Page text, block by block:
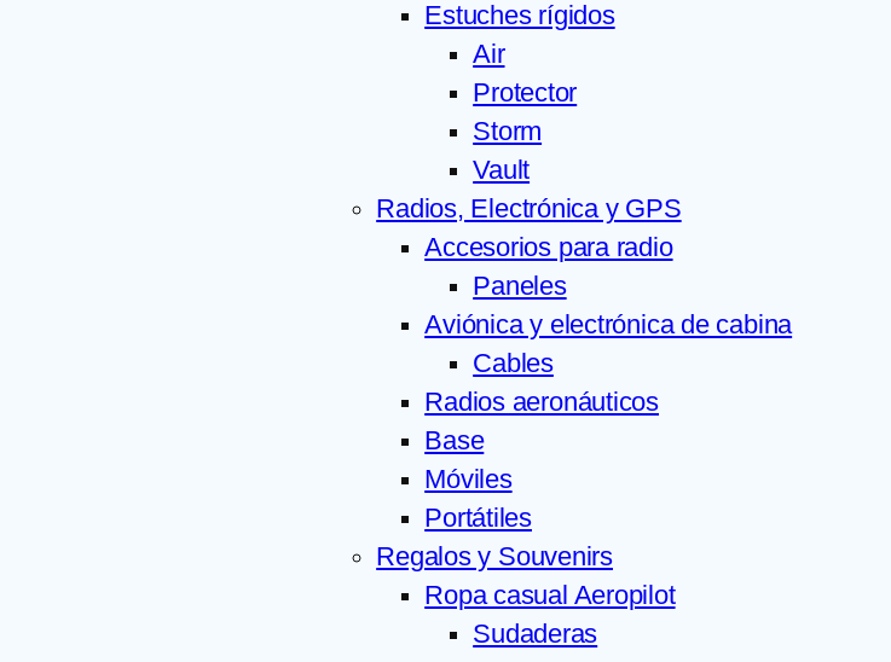
Estuches rígidos
Air
Protector
Storm
Vault
Radios, Electrónica y GPS
Accesorios para radio
Paneles
Aviónica y electrónica de cabina
Cables
Radios aeronáuticos
Base
Móviles
Portátiles
Regalos y Souvenirs
Ropa casual Aeropilot
Sudaderas